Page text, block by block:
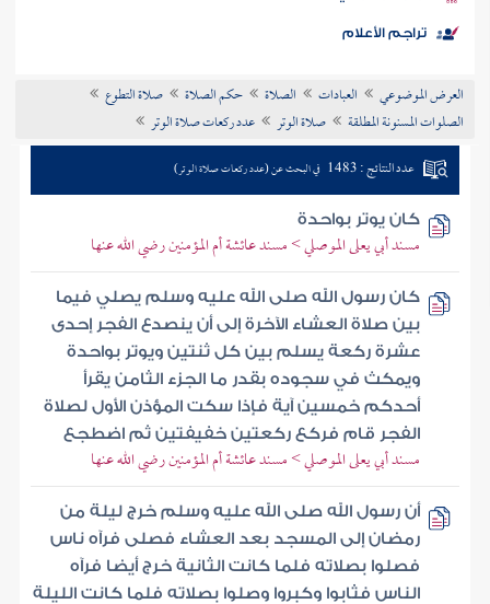
موضوعي
تراجم الأعلام
العرض الموضوعي العبادات الصلاة حكم الصلاة
صلاة التطوع
الصلوات المسنونة المطلقة
صلاة الوتر عدد ركعات صلاة الوتر
عدد النتائج : 1483 في البحث عن (عدد ركعات صلاة الوتر)
كان يوتر بواحدة
مسند أبي يعلى الموصلي > مسند عائشة أم المؤمنين رضي الله عنها
كان رسول الله صلى الله عليه وسلم يصلي فيما
بين صلاة العشاء الآخرة إلى أن ينصدع الفجر إحدى
عشرة ركعة يسلم بين كل ثنتين ويوتر بواحدة
ويمكث في سجوده بقدر ما الجزء الثامن يقرأ
أحدكم خمسين آية فإذا سكت المؤذن الأول لصلاة
الفجر قام فركع ركعتين خفيفتين ثم اضطجع
مسند أبي يعلى الموصلي > مسند عائشة أم المؤمنين رضي الله عنها
أن رسول الله صلى الله عليه وسلم خرج ليلة من
رمضان إلى المسجد بعد العشاء فصلى فرآه ناس
فصلوا بصلاته فلما كانت الثانية خرج أيضا فرآه
الناس فثابوا وكبروا وصلوا بصلاته فلما كانت الليلة